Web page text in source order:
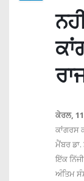
ਕੇਰਲ,
ਕਾਂਗਰਸ
ਮੈਂਬਰ
ਇੱਕ
ਅੰਤਿਮ